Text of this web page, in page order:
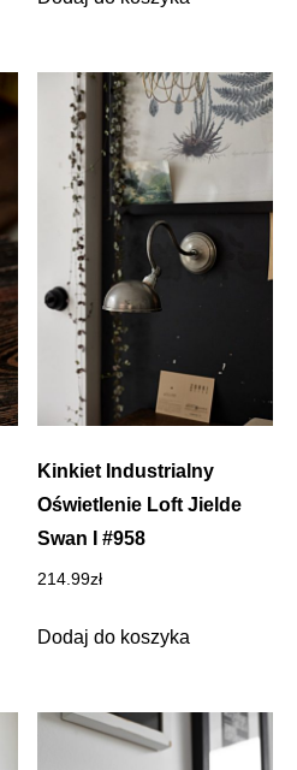
Kinkiet Industrialny
Oświetlenie Loft Jielde
Swan I #958
214.99zł
Dodaj do koszyka